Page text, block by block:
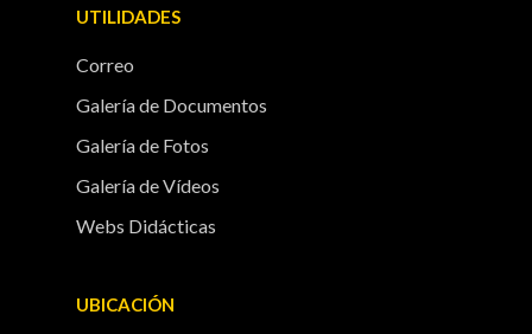
UTILIDADES
Correo
Galería de Documentos
Galería de Fotos
Galería de Vídeos
Webs Didácticas
UBICACIÓN